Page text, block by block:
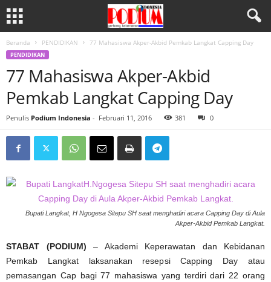
Beranda PENDIDIKAN 77 Mahasiswa Akper-Akbid Pemkab Langkat Capping Day
PENDIDIKAN
77 Mahasiswa Akper-Akbid
Pemkab Langkat Capping Day
Penulis Podium Indonesia - Februari 11, 2016 381 0
Bupati Langkat, H Ngogesa Sitepu SH saat menghadiri acara Capping Day di Aula
Akper-Akbid Pemkab Langkat.
STABAT (PODIUM) – Akademi Keperawatan dan Kebidanan
Pemkab Langkat laksanakan resepsi Capping Day atau
pemasangan Cap bagi 77 mahasiswa yang terdiri dari 22 orang